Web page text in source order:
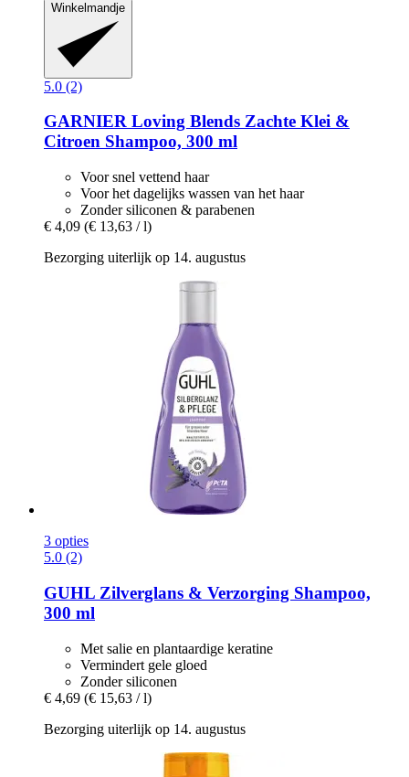
Winkelmandje
5.0 (2)
GARNIER Loving Blends Zachte Klei &
Citroen Shampoo, 300 ml
Voor snel vettend haar
Voor het dagelijks wassen van het haar
Zonder siliconen & parabenen
€ 4,09 (€ 13,63 / l)
Bezorging uiterlijk op 14. augustus
3 opties
5.0 (2)
GUHL Zilverglans & Verzorging Shampoo,
300 ml
Met salie en plantaardige keratine
Vermindert gele gloed
Zonder siliconen
€ 4,69 (€ 15,63 / l)
Bezorging uiterlijk op 14. augustus